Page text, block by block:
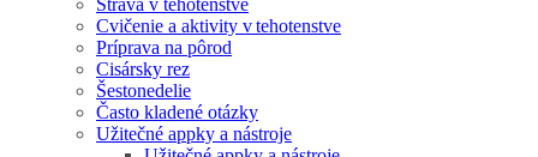
Cvičenie a aktivity v tehotenstve
Príprava na pôrod
Cisársky rez
Šestonedelie
Často kladené otázky
Užitečné appky a nástroje